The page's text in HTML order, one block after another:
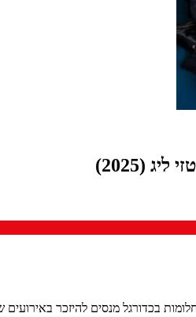
ליג (
2025
)
בכדורגל מנסים להיזכר